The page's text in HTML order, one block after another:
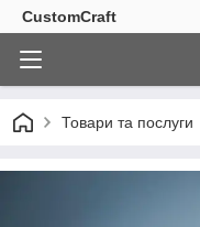
CustomCraft
Товари та послуги